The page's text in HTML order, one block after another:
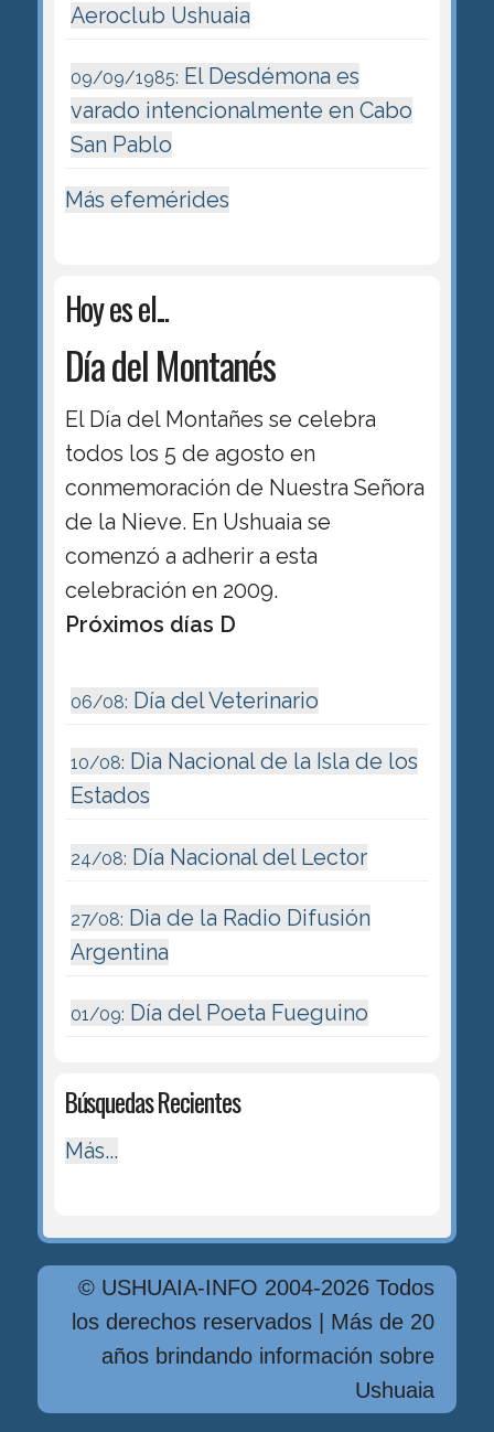
Aeroclub Ushuaia
09/09/1985: El Desdémona es
varado intencionalmente en Cabo
San Pablo
Más efemérides
Hoy es el...
Día del Montanés
El Día del Montañes se celebra
todos los 5 de agosto en
conmemoración de Nuestra Señora
de la Nieve. En Ushuaia se
comenzó a adherir a esta
celebración en 2009.
Próximos días D
06/08: Día del Veterinario
10/08: Dia Nacional de la Isla de los
Estados
24/08: Día Nacional del Lector
27/08: Dia de la Radio Difusión
Argentina
01/09: Día del Poeta Fueguino
Búsquedas Recientes
Más...
© USHUAIA-INFO 2004-2026 Todos
los derechos reservados | Más de 20
años brindando información sobre
Ushuaia